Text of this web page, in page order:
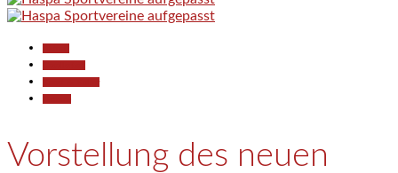
Vorstellung des neuen